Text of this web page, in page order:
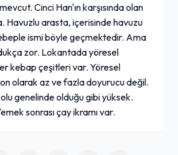
Cinci Han'ın karşısında olan
Havuzlu arasta, içerisinde havuzu
ismi böyle geçmektedir. Ama
zor. Lokantada yöresel
kebap çeşitleri var. Yöresel
olarak az ve fazla doyurucu değil.
genelinde olduğu gibi yüksek.
sonrası çay ikramı var.